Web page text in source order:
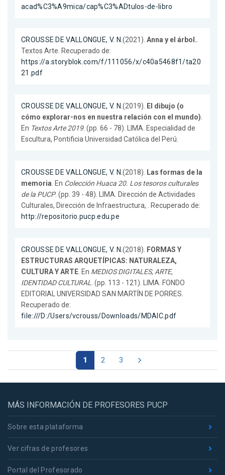
acad%C3%A9mica/cap%C3%ADtulos-de-libro
CROUSSE DE VALLONGUE, V. N.(2021).Anna y el árbol..
Textos Arte. Recuperado de:
https://a.storyblok.com/f/111056/x/c40a5468f1/ta20
21.pdf
CROUSSE DE VALLONGUE, V. N.(2019). El dibujo (o
cómo explorar-nos en nuestra relación con el mundo).
En Textos Arte 2019. (pp. 66 - 78). LIMA. Especialidad de
Escultura, Pontificia Universidad Católica del Perú.
CROUSSE DE VALLONGUE, V. N.(2018). Las formas de la
memoria. En Colección Huaca 20. Los tesoros culturales
de la PUCP. (pp. 39 - 48). LIMA. Dirección de Actividades
Culturales, Dirección de Infraestructura, . Recuperado de:
http://repositorio.pucp.edu.pe
CROUSSE DE VALLONGUE, V. N.(2018). FORMAS Y
ESTRUCTURAS ARQUETÍPICAS: NATURALEZA,
CULTURA Y ARTE. En MEDIOS DIGITALES, ARTE,
IDENTIDAD CULTURAL. (pp. 113 - 121). LIMA. FONDO
EDITORIAL UNIVERSIDAD SAN MARTÍN DE PORRES.
Recuperado de:
file:///D:/Users/vcrouss/Downloads/MDAIC.pdf
1 2 3
MÁS INFORMACIÓN DE PROFESORES PUCP
Sobre esta plataforma
Ver cifras de profesores
Portal del Profesorado